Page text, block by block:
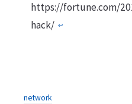
https://fortune.com/
hack/ ↩
network